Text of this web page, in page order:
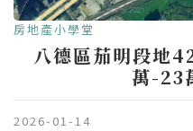
房地產小學堂
八德區茄明段地
萬-23
2026-01-14